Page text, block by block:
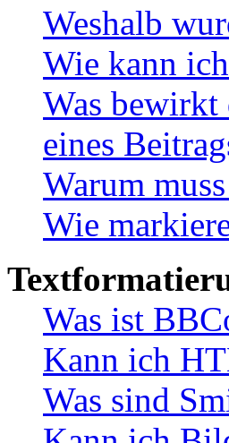
Weshalb
Wie kann
Was bewirkt
eines
Warum
Wie
Was ist
Kann ich
Was sind